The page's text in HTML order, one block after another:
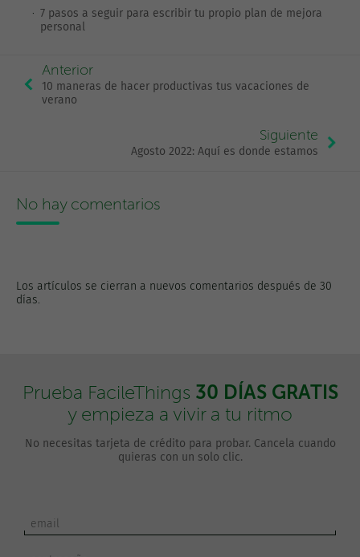
7 pasos a seguir para escribir tu propio plan de mejora
personal
Anterior
10 maneras de hacer productivas tus vacaciones de
verano
Siguiente
Agosto 2022: Aquí es donde estamos
No hay comentarios
Los artículos se cierran a nuevos comentarios después de 30
días.
Prueba FacileThings 30 DÍAS GRATIS
y empieza a vivir a tu ritmo
No necesitas tarjeta de crédito para probar. Cancela cuando
quieras con un solo clic.